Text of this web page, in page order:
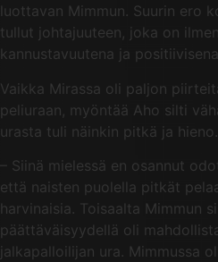
luottavan Mimmun. Suurin ero
tullut johtajuuteen, joka on
kannustavuutena ja
Vaikka Mirassa oli paljon
peliuraan, myöntää Aho silti
urasta tuli näinkin pitkä ja hieno.
– Siinä mielessä en osannut
että naisten puolella pitkät
harvinaisia. Toisaalta Mimmun
päättäväisyydellä oli
jalkapalloilijan ura. Mimmussa